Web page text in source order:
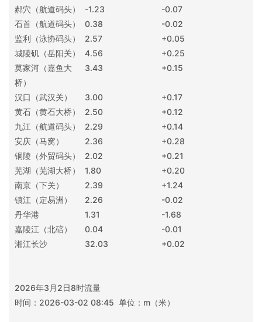
郝穴（航道码头）
-1.23
-0.07
石首（航道码头）
0.38
-0.02
监利（泳协码头）
2.57
+0.05
城陵矶（岳阳关）
4.56
+0.25
莫家河（嘉鱼大
桥）
3.43 +0.15
汉口（武汉关） 3.00
+0.17
黄石（黄石大桥）
2.50
+0.12
九江（航道码头）
2.29
+0.14
安庆（马窝）
2.36
+0.28
铜陵（外贸码头）
2.02
+0.21
芜湖（芜湖大桥）
1.80
+0.20
南京（下关）
2.39
+1.24
镇江（定易洲）
2.26
-0.02
丹华港
1.31
-1.68
嘉陵江（北碚）
0.04
-0.01
湘江长沙
32.03 +0.02
2026年3月2日8时流量
时间：2026-03-02 08:45 单位：m（米）